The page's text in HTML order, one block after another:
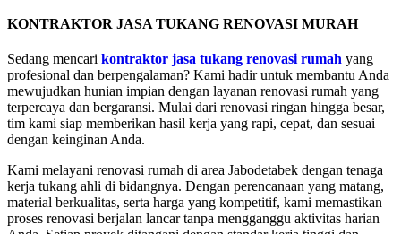
KONTRAKTOR JASA TUKANG RENOVASI MURAH
Sedang mencari kontraktor jasa tukang renovasi rumah yang
profesional dan berpengalaman? Kami hadir untuk membantu Anda
mewujudkan hunian impian dengan layanan renovasi rumah yang
terpercaya dan bergaransi. Mulai dari renovasi ringan hingga besar,
tim kami siap memberikan hasil kerja yang rapi, cepat, dan sesuai
dengan keinginan Anda.
Kami melayani renovasi rumah di area Jabodetabek dengan tenaga
kerja tukang ahli di bidangnya. Dengan perencanaan yang matang,
material berkualitas, serta harga yang kompetitif, kami memastikan
proses renovasi berjalan lancar tanpa mengganggu aktivitas harian